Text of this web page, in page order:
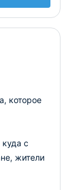
которое
с
жители